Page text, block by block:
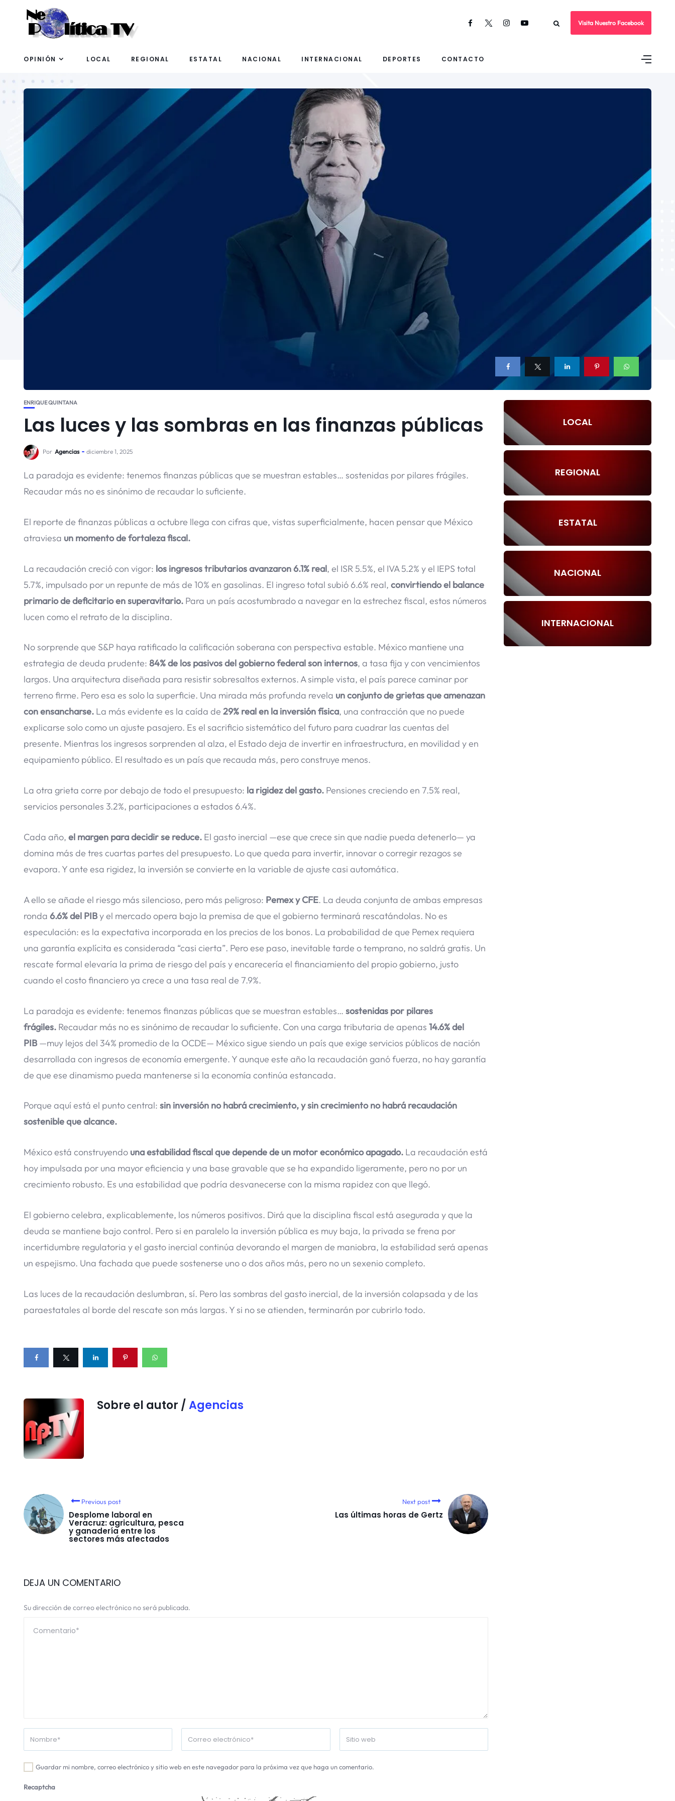
Visita Nuestro Facebook
OPINIÓN LOCAL REGIONAL ESTATAL NACIONAL INTERNACIONAL DEPORTES CONTACTO
ENRIQUE QUINTANA
Las luces y las sombras en las finanzas públicas
Por Agencias diciembre 1, 2025
La paradoja es evidente: tenemos finanzas públicas que se muestran estables… sostenidas por pilares frágiles.
Recaudar más no es sinónimo de recaudar lo suficiente.
El reporte de finanzas públicas a octubre llega con cifras que, vistas superficialmente, hacen pensar que México
atraviesa un momento de fortaleza fiscal.
La recaudación creció con vigor: los ingresos tributarios avanzaron 6.1% real, el ISR 5.5%, el IVA 5.2% y el IEPS total
5.7%, impulsado por un repunte de más de 10% en gasolinas. El ingreso total subió 6.6% real, convirtiendo el balance
primario de deficitario en superavitario. Para un país acostumbrado a navegar en la estrechez fiscal, estos números
lucen como el retrato de la disciplina.
No sorprende que S&P haya ratificado la calificación soberana con perspectiva estable. México mantiene una
estrategia de deuda prudente: 84% de los pasivos del gobierno federal son internos, a tasa fija y con vencimientos
largos. Una arquitectura diseñada para resistir sobresaltos externos. A simple vista, el país parece caminar por
terreno firme. Pero esa es solo la superficie. Una mirada más profunda revela un conjunto de grietas que amenazan
con ensancharse. La más evidente es la caída de 29% real en la inversión física, una contracción que no puede
explicarse solo como un ajuste pasajero. Es el sacrificio sistemático del futuro para cuadrar las cuentas del
presente. Mientras los ingresos sorprenden al alza, el Estado deja de invertir en infraestructura, en movilidad y en
equipamiento público. El resultado es un país que recauda más, pero construye menos.
La otra grieta corre por debajo de todo el presupuesto: la rigidez del gasto. Pensiones creciendo en 7.5% real,
servicios personales 3.2%, participaciones a estados 6.4%.
Cada año, el margen para decidir se reduce. El gasto inercial —ese que crece sin que nadie pueda detenerlo— ya
domina más de tres cuartas partes del presupuesto. Lo que queda para invertir, innovar o corregir rezagos se
evapora. Y ante esa rigidez, la inversión se convierte en la variable de ajuste casi automática.
A ello se añade el riesgo más silencioso, pero más peligroso: Pemex y CFE. La deuda conjunta de ambas empresas
ronda 6.6% del PIBy el mercado opera bajo la premisa de que el gobierno terminará rescatándolas. No es
especulación: es la expectativa incorporada en los precios de los bonos. La probabilidad de que Pemex requiera
una garantía explícita es considerada “casi cierta”. Pero ese paso, inevitable tarde o temprano, no saldrá gratis. Un
rescate formal elevaría la prima de riesgo del país y encarecería el financiamiento del propio gobierno, justo
cuando el costo financiero ya crece a una tasa real de 7.9%.
La paradoja es evidente: tenemos finanzas públicas que se muestran estables… sostenidas por pilares
frágiles. Recaudar más no es sinónimo de recaudar lo suficiente. Con una carga tributaria de apenas 14.6% del
PIB —muy lejos del 34% promedio de la OCDE— México sigue siendo un país que exige servicios públicos de nación
desarrollada con ingresos de economía emergente. Y aunque este año la recaudación ganó fuerza, no hay garantía
de que ese dinamismo pueda mantenerse si la economía continúa estancada.
Porque aquí está el punto central: sin inversión no habrá crecimiento, y sin crecimiento no habrá recaudación
sostenible que alcance.
México está construyendo una estabilidad fiscal que depende de un motor económico apagado. La recaudación está
hoy impulsada por una mayor eficiencia y una base gravable que se ha expandido ligeramente, pero no por un
crecimiento robusto. Es una estabilidad que podría desvanecerse con la misma rapidez con que llegó.
El gobierno celebra, explicablemente, los números positivos. Dirá que la disciplina fiscal está asegurada y que la
deuda se mantiene bajo control. Pero si en paralelo la inversión pública es muy baja, la privada se frena por
incertidumbre regulatoria y el gasto inercial continúa devorando el margen de maniobra, la estabilidad será apenas
un espejismo. Una fachada que puede sostenerse uno o dos años más, pero no un sexenio completo.
Las luces de la recaudación deslumbran, sí. Pero las sombras del gasto inercial, de la inversión colapsada y de las
paraestatales al borde del rescate son más largas. Y si no se atienden, terminarán por cubrirlo todo.
Sobre el autor / Agencias
Previous post
Desplome laboral en
Veracruz: agricultura, pesca
y ganadería entre los
sectores más afectados
Next post
Las últimas horas de Gertz
DEJA UN COMENTARIO
Su dirección de correo electrónico no será publicada.
Guardar mi nombre, correo electrónico y sitio web en este navegador para la próxima vez que haga un comentario.
Recaptcha
LOCAL
REGIONAL
ESTATAL
NACIONAL
INTERNACIONAL